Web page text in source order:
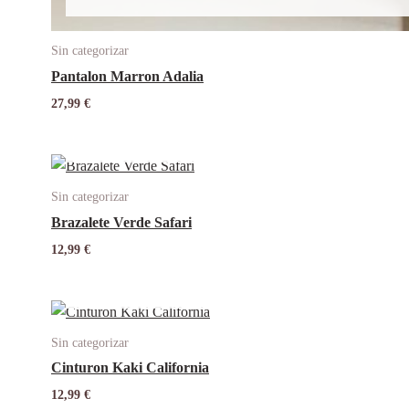
Sin categorizar
Pantalon Marron Adalia
27,99 €
Sin categorizar
Brazalete Verde Safari
12,99 €
Sin categorizar
Cinturon Kaki California
12,99 €